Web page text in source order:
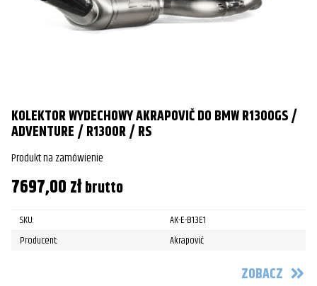
KOLEKTOR WYDECHOWY AKRAPOVIČ DO BMW R1300GS /
ADVENTURE / R1300R / RS
Produkt na zamówienie
7697,00złbrutto
SKU:
AK-E-B13E1
Producent:
Akrapovič
ZOBACZ